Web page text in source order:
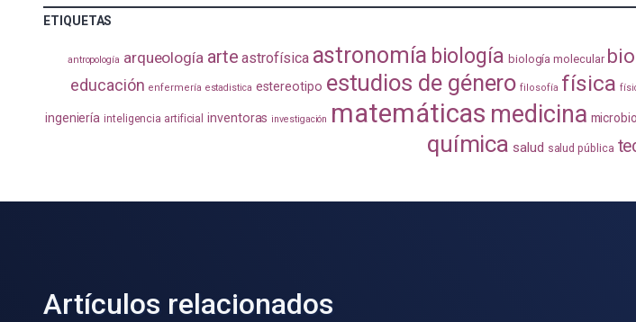
ETIQUETAS
antropología arqueología arte astrofísica astronomía biología biología molecular
educación enfermería estadistica estereotipo estudios de género filosofía física
ingeniería inteligencia artificial inventoras investigación matemáticas medicina
química salud salud pública
Artículos relacionados